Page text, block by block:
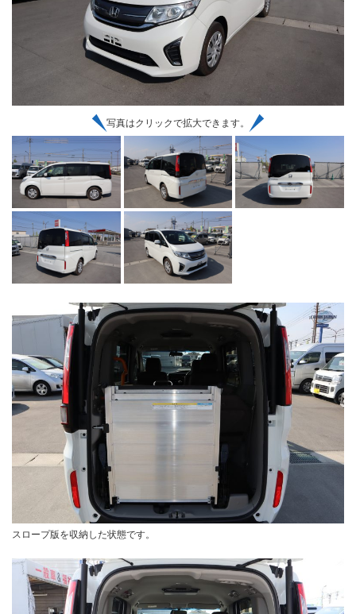
写真はクリックで拡大できます。
スロープ版を収納した状態です。